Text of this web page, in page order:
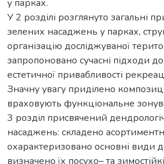
у парках.
У 2 розділі розглянуто загальні
зелених насаджень у парках,
організацію досліджуваної
запропоновано сучасні підходи
естетичної привабливості
Значну увагу приділено
враховують функціональне
3 розділ присвячений
насаджень: складено
охарактеризовано основні види
визначено їх посухо– та